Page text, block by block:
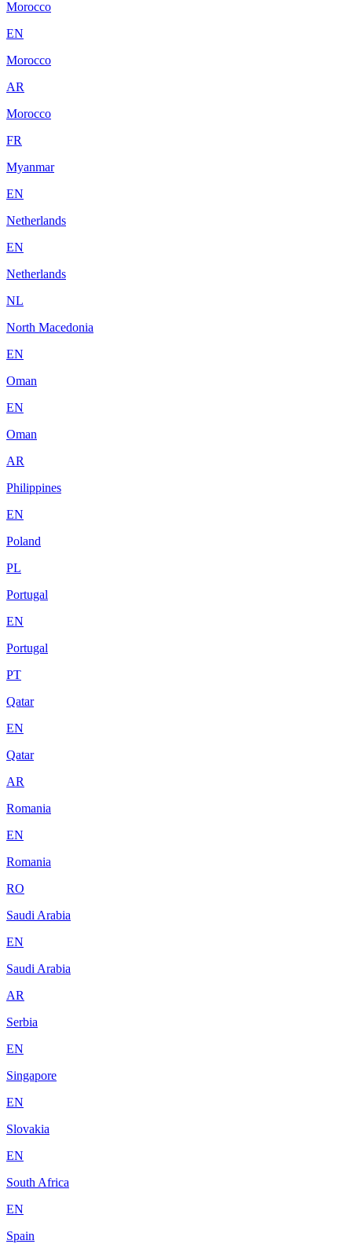
Morocco
EN
Morocco
AR
Morocco
FR
Myanmar
EN
Netherlands
EN
Netherlands
NL
North Macedonia
EN
Oman
EN
Oman
AR
Philippines
EN
Poland
PL
Portugal
EN
Portugal
PT
Qatar
EN
Qatar
AR
Romania
EN
Romania
RO
Saudi Arabia
EN
Saudi Arabia
AR
Serbia
EN
Singapore
EN
Slovakia
EN
South Africa
EN
Spain